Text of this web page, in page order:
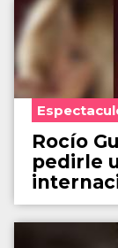
Rocío
pedirle